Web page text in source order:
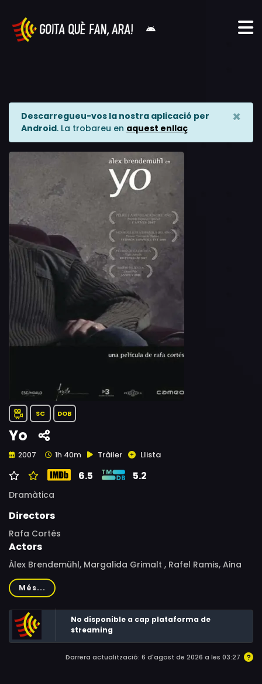
Descarregueu-vos la nostra aplicació per
Android. La trobareu en aquest enllaç
×
SC DOB
Yo
2007 1h 40m Tràiler Llista
6.5 5.2
Dramàtica
Directors
Rafa Cortés
Actors
Àlex Brendemühl, Margalida Grimalt , Rafel Ramis, Aina
de Cos, Heinz Hoenig, Holger Petzold
Més...
No disponible a cap plataforma de
streaming
Darrera actualització: 6 d'agost de 2026 a les 03:27